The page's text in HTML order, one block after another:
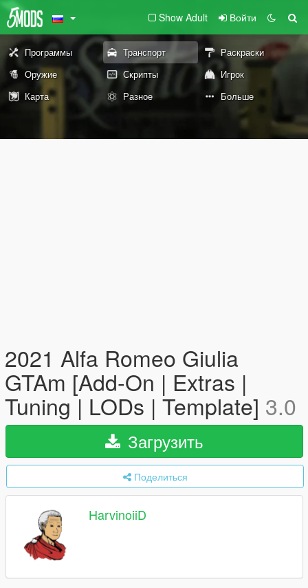
Show Adult Войти
Программы Транспорт
Раскраски
Оружие
Скрипты
Игрок
Карта
Разное Больше
2021 Alfa Romeo Giulia
GTAm [Add-On | Extras |
Tuning | LODs | Template] 3.0
Загрузить
Поделиться
HarvinoiiD